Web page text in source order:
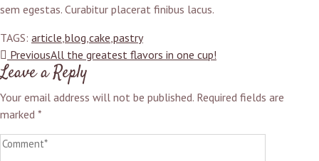
sem egestas. Curabitur placerat finibus lacus.
TAGS: article blog cake pastry
PreviousAll the greatest flavors in one cup!
Leave a Reply
Your email address will not be published. Required fields are
marked *